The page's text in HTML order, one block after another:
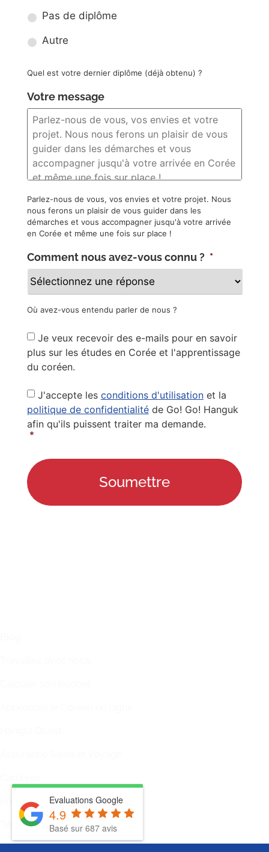
Pas de diplôme
Autre
Quel est votre dernier diplôme (déjà obtenu) ?
Votre message
Parlez-nous de vous, vos envies et votre projet. Nous
nous ferons un plaisir de vous guider dans les
démarches et vous accompagner jusqu'à votre arrivée
en Corée et même une fois sur place !
Comment nous avez-vous connu ? *
Où avez-vous entendu parler de nous ?
Newsletter
Je veux recevoir des e-mails pour en savoir
plus sur les études en Corée et l'apprentissage
du coréen.
Privacy
Policy
*
J'accepte les conditions d'utilisationet la
politique de confidentialitéde Go! Go! Hanguk
afin qu'ils puissent traiter ma demande.
*
Politique de Confidentialité
Termes et Conditions
Evaluations Google
4.9
Basé sur 687 avis